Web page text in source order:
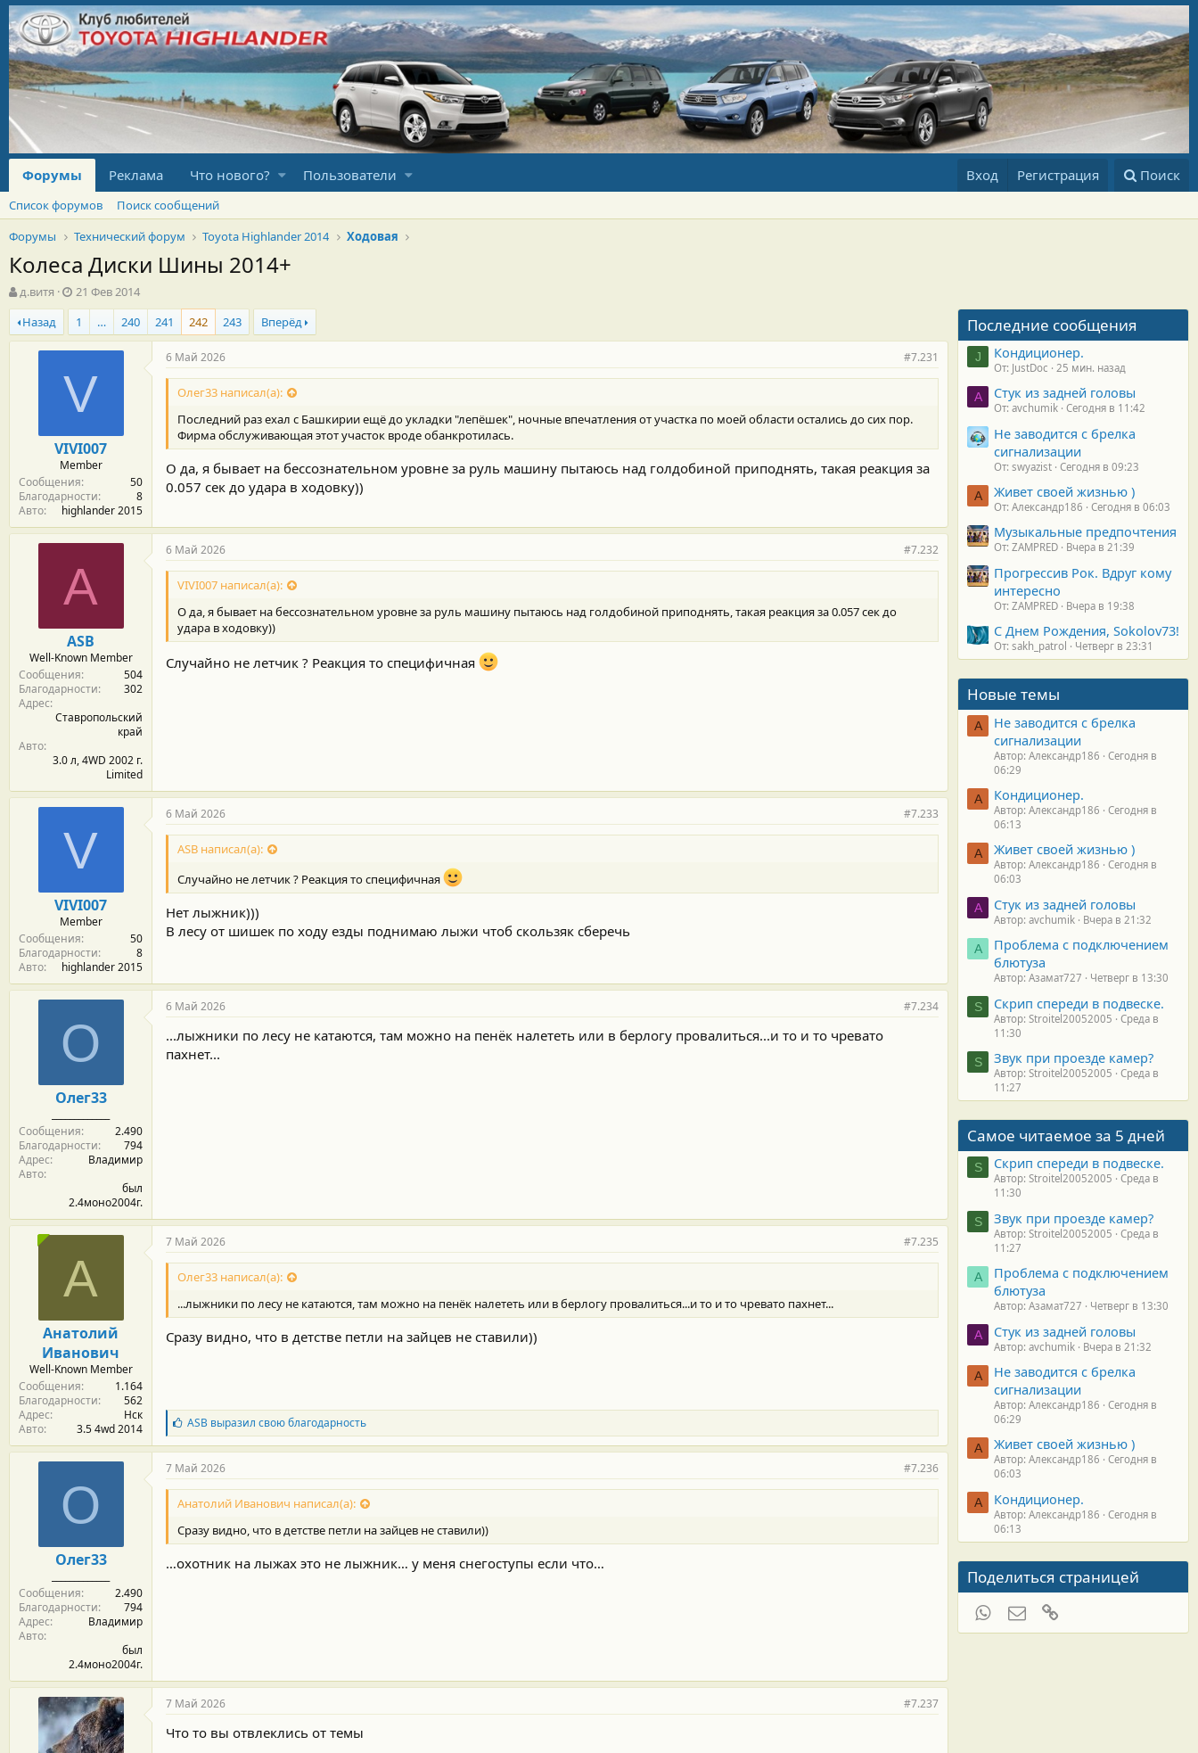
Форумы Реклама Что нового? Пользователи Вход Регистрация Поиск
Список форумов
Поиск сообщений
Форумы
Технический форум Toyota Highlander 2014 Ходовая
Колеса Диски Шины 2014+
А
в
т
о
д.витя
Д
а
т
а
н
а
а
21 Фев 2014
Назад
1 … 240 241 242 243 Вперёд
V
VIVI007
Member
Сообщения
50
Благодарности
8
Авто
highlander 2015
6 Май 2026 #7.231
Олег33 написал(а):
Последний раз ехал с Башкирии ещё до укладки "лепёшек", ночные впечатления от участка по моей области остались до сих пор.
Фирма обслуживающая этот участок вроде обанкротилась.
О да, я бывает на бессознательном уровне за руль машину пытаюсь над голдобиной приподнять, такая реакция за
0.057 сек до удара в ходовку))
A
ASB
Well-Known Member
Сообщения
504
Благодарности
302
Адрес
Ставропольский
край
Авто
3.0 л, 4WD 2002 г.
Limited
6 Май 2026 #7.232
VIVI007 написал(а):
О да, я бывает на бессознательном уровне за руль машину пытаюсь над голдобиной приподнять, такая реакция за 0.057 сек до
удара в ходовку))
Случайно не летчик ? Реакция то специфичная
V
VIVI007
Member
Сообщения
50
Благодарности
8
Авто
highlander 2015
6 Май 2026 #7.233
ASB написал(а):
Случайно не летчик ? Реакция то специфичная
Нет лыжник)))
В лесу от шишек по ходу езды поднимаю лыжи чтоб скользяк сберечь
О
Олег33
Сообщения
2.490
Благодарности
794
Адрес
Владимир
Авто
был
2.4моно2004г.
6 Май 2026 #7.234
...лыжники по лесу не катаются, там можно на пенёк налететь или в берлогу провалиться...и то и то чревато
пахнет...
А
Анатолий
Иванович
Well-Known Member
Сообщения
1.164
Благодарности
562
Адрес
Нск
Авто
3.5 4wd 2014
7 Май 2026 #7.235
Олег33 написал(а):
...лыжники по лесу не катаются, там можно на пенёк налететь или в берлогу провалиться...и то и то чревато пахнет...
Сразу видно, что в детстве петли на зайцев не ставили))
Б
л
а
г
о
д
а
н
с
ASBвыразил свою благодарность
О
Олег33
Сообщения
2.490
Благодарности
794
Адрес
Владимир
Авто
был
2.4моно2004г.
7 Май 2026 #7.236
Анатолий Иванович написал(а):
Сразу видно, что в детстве петли на зайцев не ставили))
…охотник на лыжах это не лыжник… у меня снегоступы если что…
7 Май 2026 #7.237
Что то вы отвлеклись от темы
Последние сообщения
J Кондиционер.
От: JustDoc 25 мин. назад
A Стук из задней головы
От: avchumik Сегодня в 11:42
Не заводится с брелка
сигнализации
От: swyazist Сегодня в 09:23
А Живет своей жизнью )
От: Александр186 Сегодня в 06:03
Музыкальные предпочтения
От: ZAMPRED Вчера в 21:39
Прогрессив Рок. Вдруг кому
интересно
От: ZAMPRED Вчера в 19:38
С Днем Рождения, Sokolov73!
От: sakh_patrol Четверг в 23:31
Новые темы
А
Не заводится с брелка
сигнализации
Автор: Александр186
Сегодня в
06:29
А Кондиционер.
Автор: Александр186
Сегодня в
06:13
А Живет своей жизнью )
Автор: Александр186
Сегодня в
06:03
A Стук из задней головы
Автор: avchumik Вчера в 21:32
А
Проблема с подключением
блютуза
Автор: Азамат727 Четверг в 13:30
S Скрип спереди в подвеске.
Автор: Stroitel20052005
Среда в
11:30
S Звук при проезде камер?
Автор: Stroitel20052005
Среда в
11:27
Самое читаемое за 5 дней
S Скрип спереди в подвеске.
Автор: Stroitel20052005
Среда в
11:30
S Звук при проезде камер?
Автор: Stroitel20052005
Среда в
11:27
А
Проблема с подключением
блютуза
Автор: Азамат727 Четверг в 13:30
A Стук из задней головы
Автор: avchumik Вчера в 21:32
А
Не заводится с брелка
сигнализации
Автор: Александр186
Сегодня в
06:29
А Живет своей жизнью )
Автор: Александр186
Сегодня в
06:03
А Кондиционер.
Автор: Александр186
Сегодня в
06:13
Поделиться страницей
WhatsAppЭлектронная почта